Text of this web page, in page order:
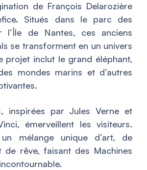
de François Delarozière
Situés dans le parc des
l’Île de Nantes, ces anciens
se transforment en un univers
projet inclut le grand éléphant,
mondes marins et d’autres
inspirées par Jules Verne et
émerveillent les visiteurs.
mélange unique d’art, de
de rêve, faisant des Machines